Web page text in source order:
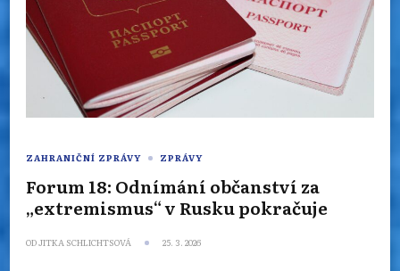
ZAHRANIČNÍ ZPRÁVY ZPRÁVY
Forum 18: Odnímání občanství za
„extremismus“ v Rusku pokračuje
ODJITKA SCHLICHTSOVÁ 25. 3. 2026